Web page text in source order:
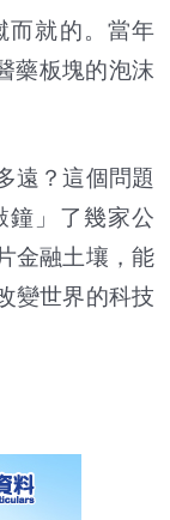
就的。當年
藥板塊的泡沫
遠？這個問題
鐘」了幾家公
金融土壤，能
變世界的科技